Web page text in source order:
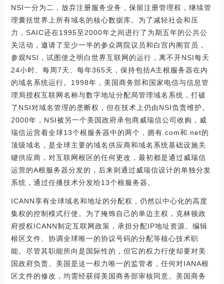
NSI一分为二，放弃注册服务业务，保留注册管理权，继续管
理囊括世界上所有域名的核心数据库。为了减轻社会和压
力，SAIC还在1995至2000年之间进行了为期五年的公共公
关活动，邀请了至少一半的参众两院议员和白宫内阁官员，
参观NSI，试图使之明白世界互联网的运行，离不开NSI每天
24小时、每周7天、每年365天，保持包括A主根服务器在内
的域名系统运行。1998年，美国商务部和国家电信与信息管
理局授权互联网名称与数字地址分配局管理域名系统，打破
了NSI对域名管理的垄断权，但在技术上仍由NSI负责维护。
2000年，NSI被另一个美国政府承包商威瑞信公司收购，威
瑞信运营着全球13个根服务器中的两个，拥有.com和.net的
顶级域名，是全球主要的域名供应商和域名系统基础设施关
键供应商，对互联网根区的任何更改，最初都是通过威瑞信
运营的A根服务器分发的，后来则通过威瑞信设计的单独分发
系统，通过任播技术分发给13个根服务器。
ICANN享有全球域名和地址的分配权，仍然以中心化的高度
集权的控制模式行使。为了掩饰自己的单边主权，克林顿政
府授权ICANN制定互联网政策，承担分配IP地址资源、编辑
根区文件、协调全球唯一的协议号码的分配等核心技术职
能。尽管其职能所向是国际性的，但它的权力行使却要对美
国政府负责。美国是这一权力唯一的监管者，任何对IANA根
区文件的修改，均需经获得美国商务部审核同意。美国商务